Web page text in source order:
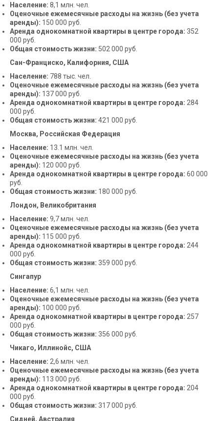
Население: 8,1 млн. чел.
Оценочные ежемесячные расходы на жизнь (без учета
аренды): 150 000 руб.
Аренда однокомнатной квартиры в центре города: 352
000 руб.
Общая стоимость жизни: 502 000 руб.
Сан-Франциско, Калифорния, США
Население: 788 тыс. чел.
Оценочные ежемесячные расходы на жизнь (без учета
аренды): 137 000 руб.
Аренда однокомнатной квартиры в центре города: 284
000 руб.
Общая стоимость жизни: 421 000 руб.
Москва, Российская Федерация
Население: 13.1 млн. чел.
Оценочные ежемесячные расходы на жизнь (без учета
аренды): 120 000 руб.
Аренда однокомнатной квартиры в центре города: 60 000
руб.
Общая стоимость жизни: 180 000 руб.
Лондон, Великобритания
Население: 9,7 млн. чел.
Оценочные ежемесячные расходы на жизнь (без учета
аренды): 115 000 руб.
Аренда однокомнатной квартиры в центре города: 244
000 руб.
Общая стоимость жизни: 359 000 руб.
Сингапур
Население: 6,1 млн. чел.
Оценочные ежемесячные расходы на жизнь (без учета
аренды): 100 000 руб.
Аренда однокомнатной квартиры в центре города: 257
000 руб.
Общая стоимость жизни: 356 000 руб.
Чикаго, Иллинойс, США
Население: 2,6 млн. чел.
Оценочные ежемесячные расходы на жизнь (без учета
аренды): 113 000 руб.
Аренда однокомнатной квартиры в центре города: 204
000 руб.
Общая стоимость жизни: 317 000 руб.
Сидней, Австралия